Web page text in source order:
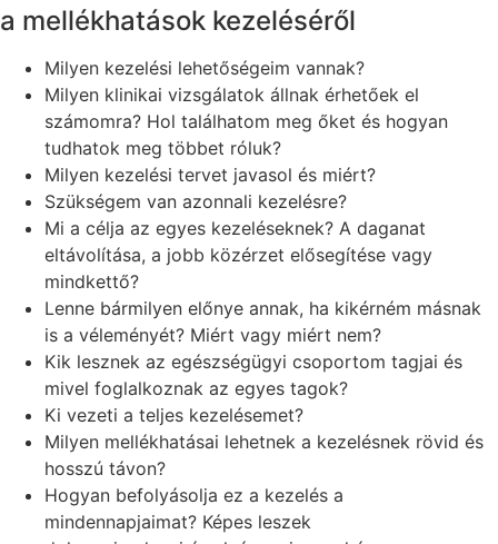
a mellékhatások kezeléséről
Milyen kezelési lehetőségeim vannak?
Milyen klinikai vizsgálatok állnak érhetőek el
számomra? Hol találhatom meg őket és hogyan
tudhatok meg többet róluk?
Milyen kezelési tervet javasol és miért?
Szükségem van azonnali kezelésre?
Mi a célja az egyes kezeléseknek? A daganat
eltávolítása, a jobb közérzet elősegítése vagy
mindkettő?
Lenne bármilyen előnye annak, ha kikérném másnak
is a véleményét? Miért vagy miért nem?
Kik lesznek az egészségügyi csoportom tagjai és
mivel foglalkoznak az egyes tagok?
Ki vezeti a teljes kezelésemet?
Milyen mellékhatásai lehetnek a kezelésnek rövid és
hosszú távon?
Hogyan befolyásolja ez a kezelés a
mindennapjaimat? Képes leszek